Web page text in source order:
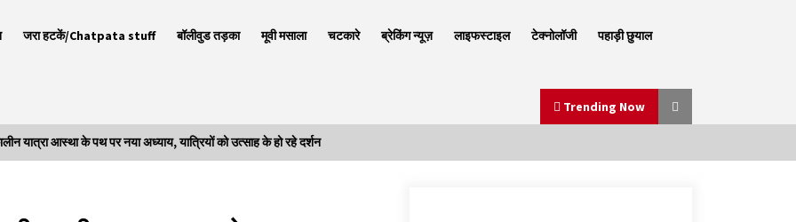
जरा हटकें/Chatpata stuff बॉलीवुड तड़का मूवी मसाला चटकारे ब्रेकिंग न्यूज़ लाइफस्टाइल टेक्नोलॉजी पहाड़ी छुयाल
Trending Now
आस्था के पथ पर नया अध्याय, यात्रियों को उत्साह के हो रहे दर्शन